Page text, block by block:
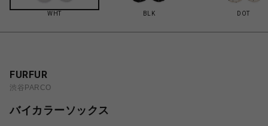
WHT BLK DOT
FURFUR
渋谷PARCO
バイカラーソックス